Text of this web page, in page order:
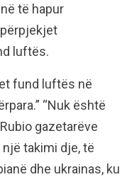
të hapur
luftës.
fund luftës në
“Nuk është
gazetarëve
takimi dje, të
dhe ukrainas, ku